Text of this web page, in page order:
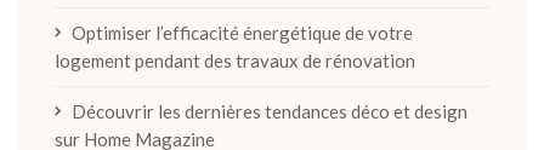
Optimiser l’efficacité énergétique de votre
logement pendant des travaux de rénovation
Découvrir les dernières tendances déco et design
sur Home Magazine